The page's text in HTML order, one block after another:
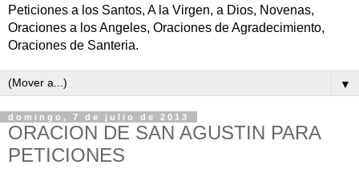
Peticiones a los Santos, A la Virgen, a Dios, Novenas,
Oraciones a los Angeles, Oraciones de Agradecimiento,
Oraciones de Santeria.
▼
domingo, 7 de julio de 2013
ORACION DE SAN AGUSTIN PARA
PETICIONES